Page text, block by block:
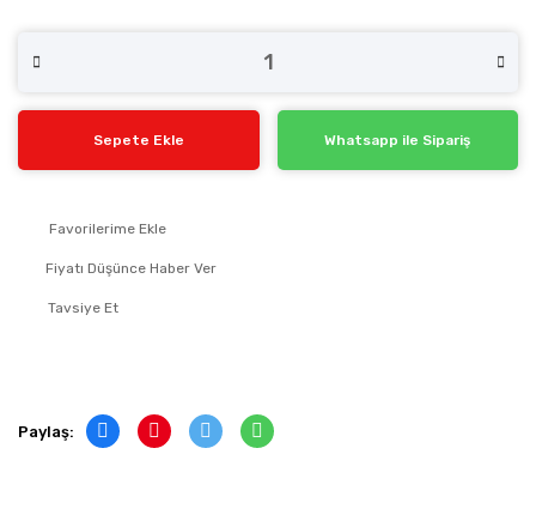
Sepete Ekle Whatsapp ile Sipariş
Fiyatı Düşünce Haber Ver
Tavsiye Et
Paylaş: